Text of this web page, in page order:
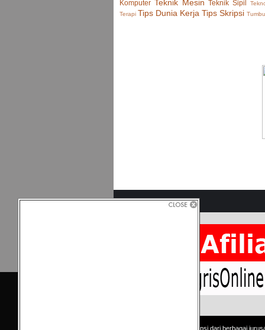
Komputer Teknik Mesin Teknik Sipil
Terapi Tips Dunia Kerja Tips Skripsi
Copyright © Kumpulan skripsi dari berbagai